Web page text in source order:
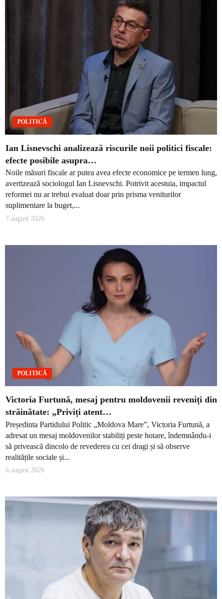
POLITICĂ
Ian Lisnevschi analizează riscurile noii politici fiscale:
efecte posibile asupra…
Noile măsuri fiscale ar putea avea efecte economice pe termen lung,
avertizează sociologul Ian Lisnevschi. Potrivit acestuia, impactul
reformei nu ar trebui evaluat doar prin prisma veniturilor
suplimentare la buget,...
7 august 2026
POLITICĂ
Victoria Furtună, mesaj pentru moldovenii reveniți din
străinătate: „Priviți atent…
Președinta Partidului Politic „Moldova Mare”, Victoria Furtună, a
adresat un mesaj moldovenilor stabiliți peste hotare, îndemnându-i
să privească dincolo de revederea cu cei dragi și să observe
realitățile sociale și...
6 august 2026